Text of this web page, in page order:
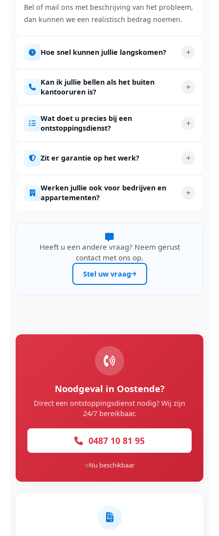
Bel of mail ons met beschrijving van het probleem,
dan kunnen we een realistisch bedrag noemen.
Hoe snel kunnen jullie langskomen?
Kan ik jullie bellen als het buiten
kantooruren is?
Wat doet u precies bij een
ontstoppingsdienst?
Zit er garantie op het werk?
Werken jullie ook voor bedrijven en
appartementen?
Heeft u een andere vraag? Neem gerust
contact met ons op.
Stel uw vraag
Noodgeval in Oostende?
Direct een ontstoppingsdienst nodig? Wij zijn
24/7 bereikbaar.
0487 10 81 95
Nu beschikbaar